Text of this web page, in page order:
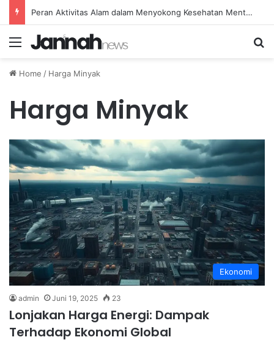
Peran Aktivitas Alam dalam Menyokong Kesehatan Mental dan Menenangkan Pikiran di Masa Sulit
Menu
Home / Harga Minyak
Harga Minyak
Ekonomi
admin Juni 19, 2025 23
Lonjakan Harga Energi: Dampak
Terhadap Ekonomi Global